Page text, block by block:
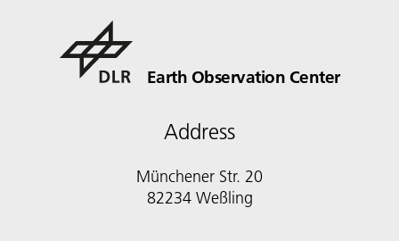
Earth Observation Center
Address
Münchener Str. 20